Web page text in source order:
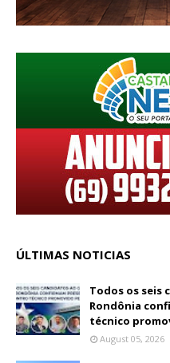
ÚLTIMAS NOTICIAS
Todos os seis
Rondônia
técnico
August 05, 2026